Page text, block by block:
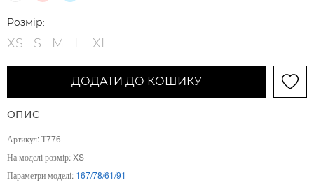
Розмір:
XS S M L XL
ДОДАТИ ДО КОШИКУ
ОПИС
Артикул: Т776
На моделі розмір: XS
Параметри моделі: 167/78/61/91